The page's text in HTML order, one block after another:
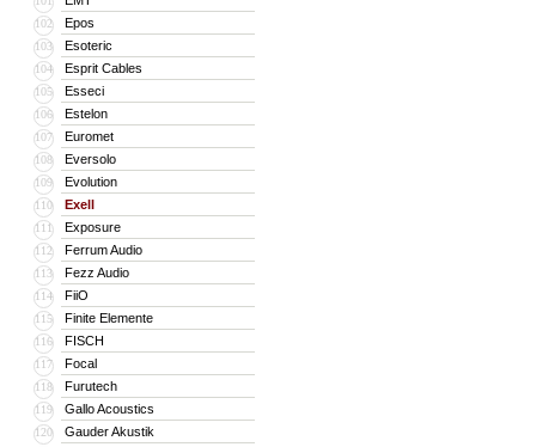
102 Epos
103 Esoteric
104 Esprit Cables
105 Esseci
106 Estelon
107 Euromet
108 Eversolo
109 Evolution
110 Exell
111 Exposure
112 Ferrum Audio
113 Fezz Audio
114 FiiO
115 Finite Elemente
116 FISCH
117 Focal
118 Furutech
119 Gallo Acoustics
120 Gauder Akustik